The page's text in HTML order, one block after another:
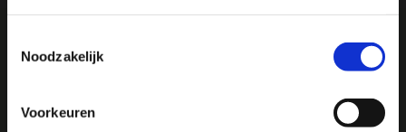
Noodzakelijk
Voorkeuren
Mani Vivendi gezondheidsproducten: Net dat